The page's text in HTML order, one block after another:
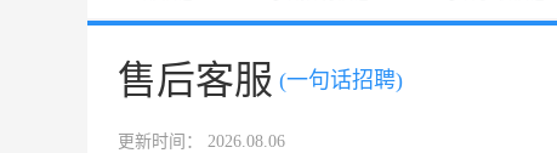
售后客服 (一句话招聘)
更新时间： 2026.08.06